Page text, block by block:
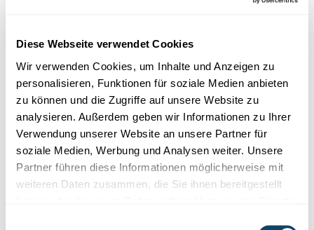
Diese Webseite verwendet Cookies
Wir verwenden Cookies, um Inhalte und Anzeigen zu
personalisieren, Funktionen für soziale Medien anbieten
zu können und die Zugriffe auf unsere Website zu
analysieren. Außerdem geben wir Informationen zu Ihrer
Verwendung unserer Website an unsere Partner für
soziale Medien, Werbung und Analysen weiter. Unsere
Partner führen diese Informationen möglicherweise mit
weiteren Daten zusammen, die Sie ihnen bereitgestellt
LOGISTIK VON BAUSTELLEN IN DER STADT
Innovative Lösungen für ein besseres
Management
Transport von Baumaterial reduzieren: Forscher suchen nach
nachhaltiger Lösung für ein verbesserteLebensqualitätder